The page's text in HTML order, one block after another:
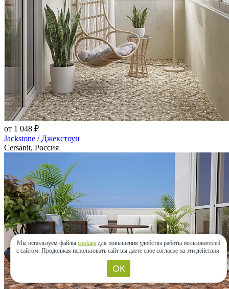
от 1 048 ₽
Jackstone / Джекстоун
Cersanit, Россия
Мы используем файлы cookies для повышения удобства работы пользователей
с сайтом. Продолжая использовать сайт вы даете свое согласие на эти действия.
ОК